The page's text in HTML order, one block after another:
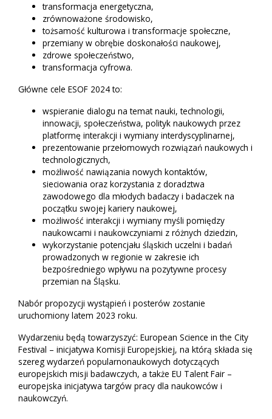
transformacja energetyczna,
zrównoważone środowisko,
tożsamość kulturowa i transformacje społeczne,
przemiany w obrębie doskonałości naukowej,
zdrowe społeczeństwo,
transformacja cyfrowa.
Główne cele ESOF 2024 to:
wspieranie dialogu na temat nauki, technologii,
innowacji, społeczeństwa, polityk naukowych przez
platformę interakcji i wymiany interdyscyplinarnej,
prezentowanie przełomowych rozwiązań naukowych i
technologicznych,
możliwość nawiązania nowych kontaktów,
sieciowania oraz korzystania z doradztwa
zawodowego dla młodych badaczy i badaczek na
początku swojej kariery naukowej,
możliwość interakcji i wymiany myśli pomiędzy
naukowcami i naukowczyniami z różnych dziedzin,
wykorzystanie potencjału śląskich uczelni i badań
prowadzonych w regionie w zakresie ich
bezpośredniego wpływu na pozytywne procesy
przemian na Śląsku.
Nabór propozycji wystąpień i posterów zostanie
uruchomiony latem 2023 roku.
Wydarzeniu będą towarzyszyć: European Science in the City
Festival – inicjatywa Komisji Europejskiej, na którą składa się
szereg wydarzeń popularnonaukowych dotyczących
europejskich misji badawczych, a także EU Talent Fair –
europejska inicjatywa targów pracy dla naukowców i
naukowczyń.